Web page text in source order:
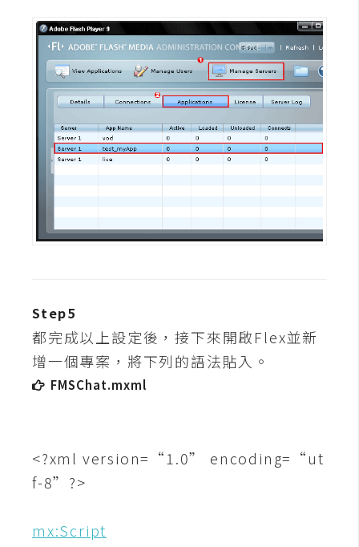
m
m
e
金
流
主
機
與
網
S
O
具
Step5
都完成以上設定後，接下來開啟Flex並新
增一個專案，將下列的語法貼入。
FMSChat.mxml
<?xml version=“1.0” encoding=“ut
f-8”?>
mx:Script